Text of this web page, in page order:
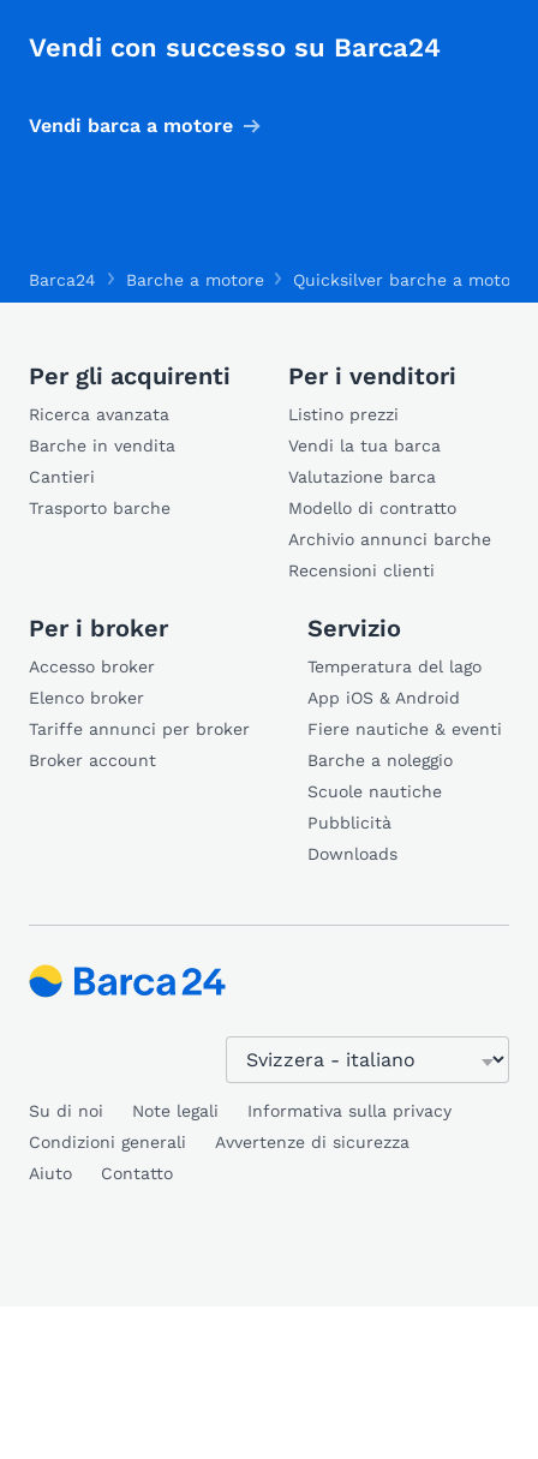
Vendi con successo su Barca24
Vendi barca a motore
Barca24 Barche a motore Quicksilver barche a motore
Per gli acquirenti
Ricerca avanzata
Barche in vendita
Cantieri
Trasporto barche
Per i venditori
Listino prezzi
Vendi la tua barca
Valutazione barca
Modello di contratto
Archivio annunci barche
Recensioni clienti
Per i broker
Accesso broker
Elenco broker
Tariffe annunci per broker
Broker account
Servizio
Temperatura del lago
App iOS & Android
Fiere nautiche & eventi
Barche a noleggio
Scuole nautiche
Pubblicità
Downloads
Su di noi Note legali
Informativa sulla privacy
Condizioni generali
Avvertenze di sicurezza
Aiuto
Contatto